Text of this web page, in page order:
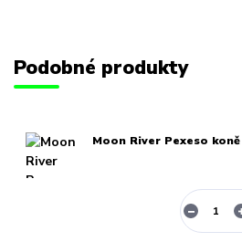
Podobné produkty
Moon River Pexeso koně